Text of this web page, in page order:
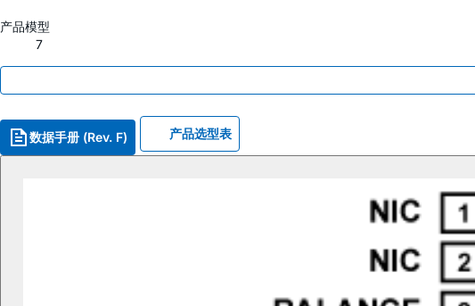
产品模型
7
数据手册 (Rev. F) 产品选型表